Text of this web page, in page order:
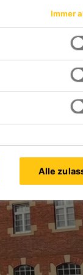
Immer
Alle